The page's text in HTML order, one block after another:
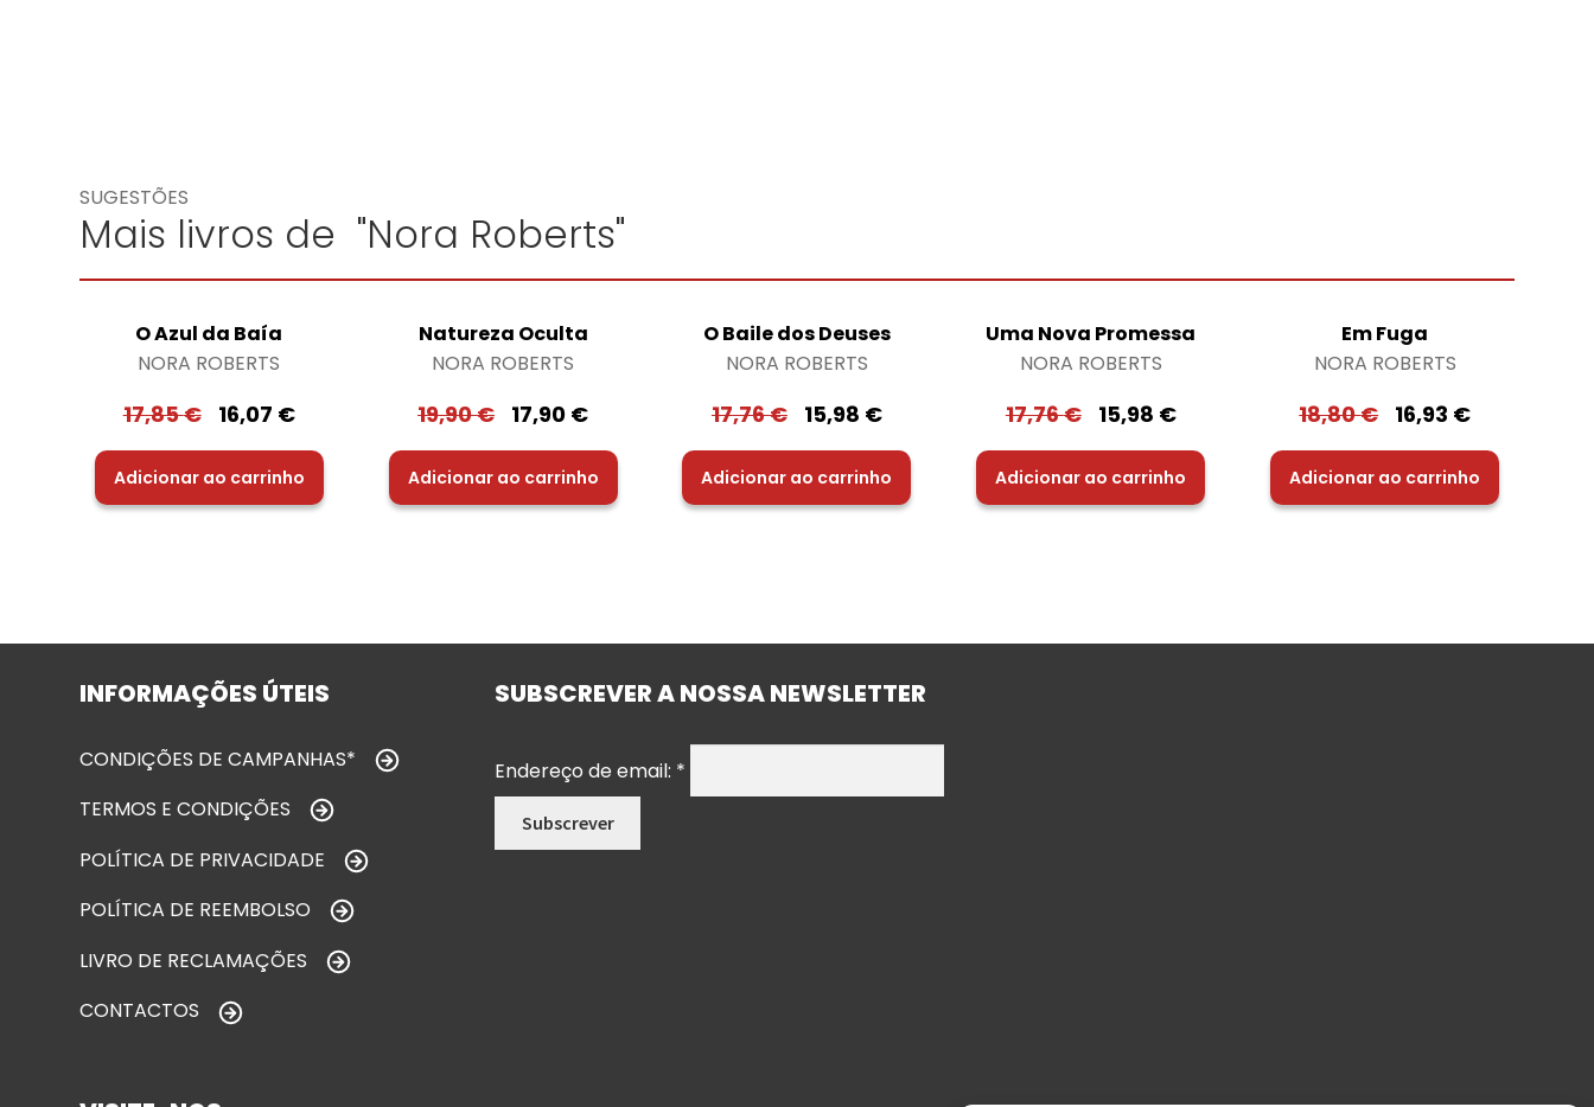
SUGESTÕES
Mais livros de "Nora Roberts"
O Azul da Baía
NORA ROBERTS
17,85€ 16,07 €
Adicionar ao carrinho
Natureza Oculta
NORA ROBERTS
19,90€ 17,90 €
Adicionar ao carrinho
O Baile dos Deuses
NORA ROBERTS
17,76€ 15,98 €
Adicionar ao carrinho
Uma Nova Promessa
NORA ROBERTS
17,76€ 15,98 €
Adicionar ao carrinho
Em Fuga
NORA ROBERTS
18,80€ 16,93 €
Adicionar ao carrinho
INFORMAÇÕES ÚTEIS
CONDIÇÕES DE CAMPANHAS*
TERMOS E CONDIÇÕES
POLÍTICA DE PRIVACIDADE
POLÍTICA DE REEMBOLSO
LIVRO DE RECLAMAÇÕES
CONTACTOS
SUBSCREVER A NOSSA NEWSLETTER
Endereço de email: *